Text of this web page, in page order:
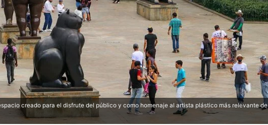
creado para el disfrute del público y como homenaje al artista plástico más relevante de